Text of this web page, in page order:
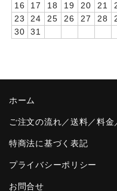
音声入りフォトフレーム
音声入りフォトフレーム
目覚まし時計(集合)
温湿度計付目覚まし時計
制服メモリー
16
17 18 19 20 21
23
24 25 26 27 28
30
31
ホーム
ご注文の流れ／送料／料
特商法に基づく表記
プライバシーポリシー
お問合せ